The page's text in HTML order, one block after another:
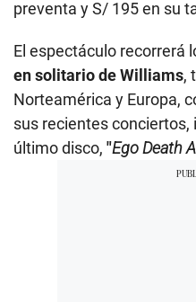
preventa y S/ 195 en su
El espectáculo recorrerá
en solitario de Williams,
Norteamérica y Europa,
sus recientes
último disco, "Ego Death